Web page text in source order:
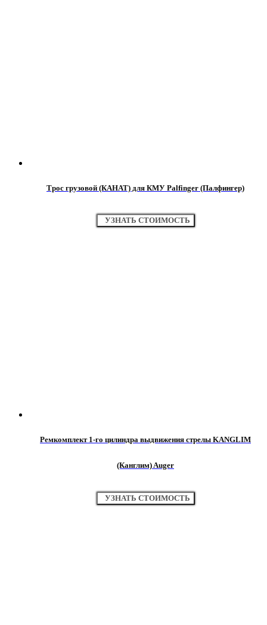
Трос грузовой (КАНАТ) для КМУ Palfinger (Палфингер)
УЗНАТЬ СТОИМОСТЬ
Ремкомплект 1-го цилиндра выдвижения стрелы KANGLIM
(Канглим) Auger
УЗНАТЬ СТОИМОСТЬ